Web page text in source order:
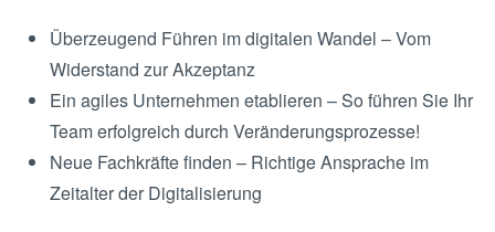
Überzeugend Führen im digitalen Wandel – Vom
Widerstand zur Akzeptanz
Ein agiles Unternehmen etablieren – So führen Sie Ihr
Team erfolgreich durch Veränderungsprozesse!
Neue Fachkräfte finden – Richtige Ansprache im
Zeitalter der Digitalisierung